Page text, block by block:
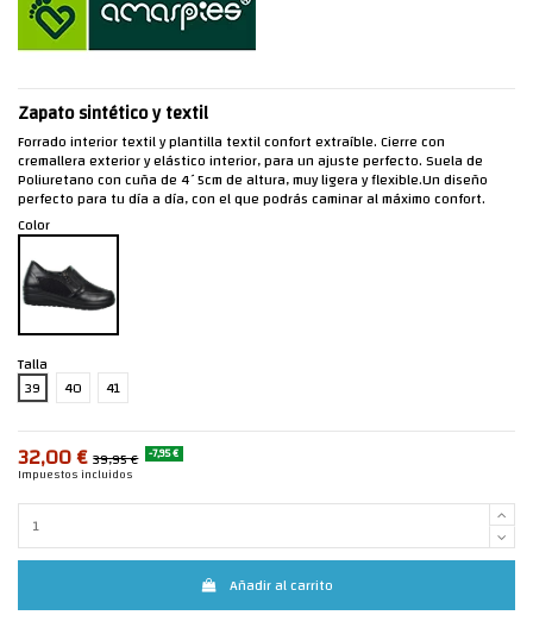
Zapato sintético y textil
Forrado interior textil y plantilla textil confort extraíble. Cierre con
cremallera exterior y elástico interior, para un ajuste perfecto. Suela de
Poliuretano con cuña de 4´5cm de altura, muy ligera y flexible.Un diseño
perfecto para tu día a día, con el que podrás caminar al máximo confort.
Color
Talla
39
40 41
32,00 € 39,95 € -7,95 €
Impuestos incluidos
Añadir al carrito